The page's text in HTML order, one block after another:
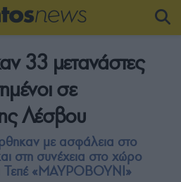
33 μετανάστες
σε
Λέσβου
με ασφάλεια στο
στη συνέχεια στο χώρο
Τεπέ «ΜΑΥΡΟΒΟΥΝΙ»